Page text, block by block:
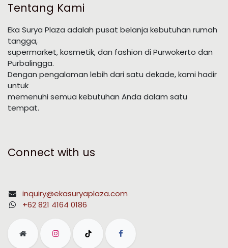
Tentang Kami
Eka Surya Plaza adalah pusat belanja kebutuhan rumah
tangga,
supermarket, kosmetik, dan fashion di Purwokerto dan
Purbalingga.
Dengan pengalaman lebih dari satu dekade, kami hadir
untuk
memenuhi semua kebutuhan Anda dalam satu
tempat.
Connect with us
inquiry@ekasuryaplaza.com
+62 821 4164 0186